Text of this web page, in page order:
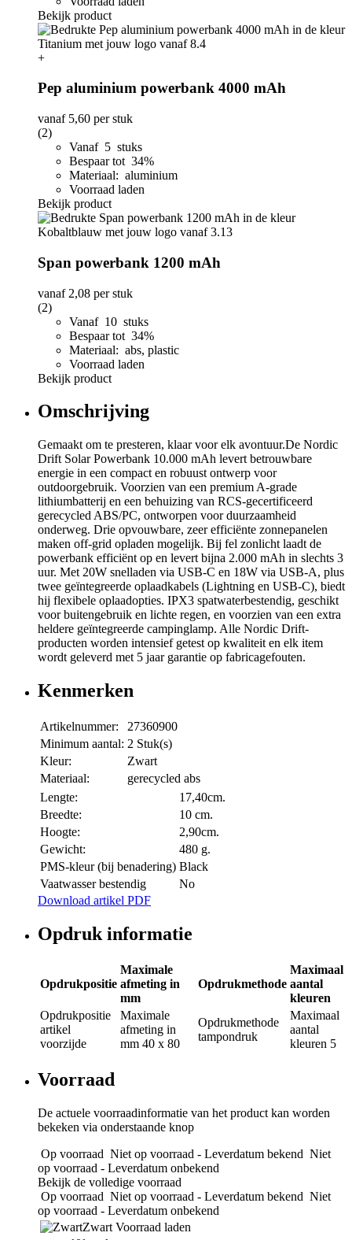
Bekijk product
+
Pep aluminium powerbank 4000 mAh
vanaf 5,60 per stuk
(2)
Vanaf 5 stuks
Bespaar tot 34%
Materiaal: aluminium
Voorraad laden
Bekijk product
Span powerbank 1200 mAh
vanaf 2,08 per stuk
(2)
Vanaf 10 stuks
Bespaar tot 34%
Materiaal: abs, plastic
Voorraad laden
Bekijk product
Omschrijving
Gemaakt om te presteren, klaar voor elk avontuur.De Nordic
Drift Solar Powerbank 10.000 mAh levert betrouwbare
energie in een compact en robuust ontwerp voor
outdoorgebruik. Voorzien van een premium A-grade
lithiumbatterij en een behuizing van RCS-gecertificeerd
gerecycled ABS/PC, ontworpen voor duurzaamheid
onderweg. Drie opvouwbare, zeer efficiënte zonnepanelen
maken off-grid opladen mogelijk. Bij fel zonlicht laadt de
powerbank efficiënt op en levert bijna 2.000 mAh in slechts 3
uur. Met 20W snelladen via USB-C en 18W via USB-A, plus
twee geïntegreerde oplaadkabels (Lightning en USB-C), biedt
hij flexibele oplaadopties. IPX3 spatwaterbestendig, geschikt
voor buitengebruik en lichte regen, en voorzien van een extra
heldere geïntegreerde campinglamp. Alle Nordic Drift-
producten worden intensief getest op kwaliteit en elk item
wordt geleverd met 5 jaar garantie op fabricagefouten.
Kenmerken
Artikelnummer:
27360900
Minimum aantal: 2 Stuk(s)
Kleur:
Zwart
Materiaal:
gerecycled abs
Lengte:
17,40cm.
Breedte:
10 cm.
Hoogte:
2,90cm.
Gewicht:
480 g.
PMS-kleur (bij benadering) Black
Vaatwasser bestendig
No
Download artikel PDF
Opdruk informatie
Opdrukpositie
Maximale
afmeting in
mm
Opdrukmethode
Maximaal
aantal
kleuren
Opdrukpositie
artikel
voorzijde
Maximale
afmeting in
mm 40 x 80
Opdrukmethode
tampondruk
Maximaal
aantal
kleuren 5
Voorraad
De actuele voorraadinformatie van het product kan worden
bekeken via onderstaande knop
Op voorraad Niet op voorraad - Leverdatum bekend Niet
op voorraad - Leverdatum onbekend
Bekijk de volledige voorraad
Op voorraad Niet op voorraad - Leverdatum bekend Niet
op voorraad - Leverdatum onbekend
Zwart Voorraad laden